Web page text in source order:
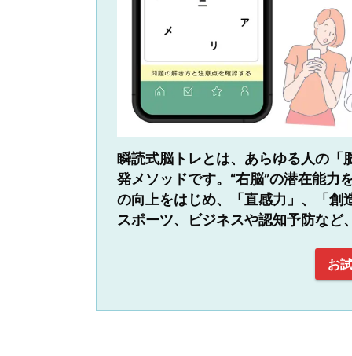
瞬読式脳トレとは、あらゆる人の「
発メソッドです。“右脳”の潜在能力
の向上をはじめ、「直感力」、「創
スポーツ、ビジネスや認知予防な
お